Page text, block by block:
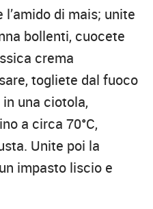
di mais; unite
bollenti, cuocete
crema
togliete dal fuoco
una ciotola,
a circa 70°C,
Unite poi la
impasto liscio e